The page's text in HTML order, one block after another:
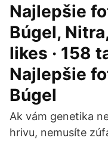
Najlepšie
Búgel,
likes · 158
Najlepšie
Búgel
Ak vám genetika
hrivu, nemusíte